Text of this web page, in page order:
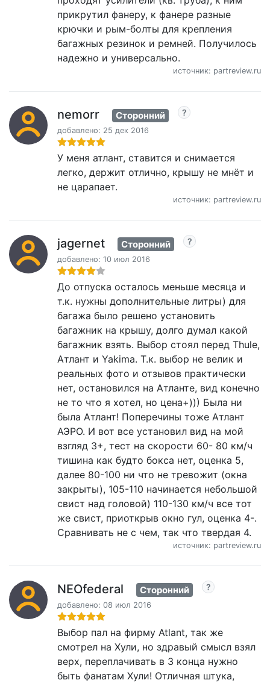
прикрутил фанеру, к фанере разные
крючки и рым-болты для крепления
багажных резинок и ремней. Получилось
надежно и универсально.
источник: partreview.ru
nemorr Сторонний
добавлено: 25 дек 2016
У меня атлант, ставится и снимается
легко, держит отлично, крышу не мнёт и
не царапает.
источник: partreview.ru
jagernet Сторонний
добавлено: 10 июл 2016
До отпуска осталось меньше месяца и
т.к. нужны дополнительные литры) для
багажа было решено установить
багажник на крышу, долго думал какой
багажник взять. Выбор стоял перед Thule,
Атлант и Yakima. Т.к. выбор не велик и
реальных фото и отзывов практически
нет, остановился на Атланте, вид конечно
не то что я хотел, но цена+))) Была ни
была Атлант! Поперечины тоже Атлант
АЭРО. И вот все установил вид на мой
взгляд 3+, тест на скорости 60- 80 км/ч
тишина как будто бокса нет, оценка 5,
далее 80-100 ни что не тревожит (окна
закрыты), 105-110 начинается небольшой
свист над головой) 110-130 км/ч все тот
же свист, приоткрыв окно гул, оценка 4-.
Сравнивать не с чем, так что твердая 4.
источник: partreview.ru
NEOfederal Сторонний
добавлено: 08 июл 2016
Выбор пал на фирму Atlant, так же
смотрел на Хули, но здравый смысл взял
верх, переплачивать в 3 конца нужно
быть фанатам Хули! Отличная штука,